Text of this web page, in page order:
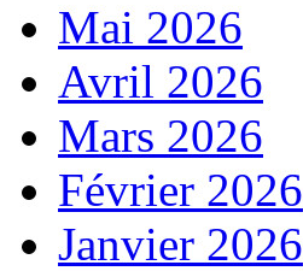
Mai 2026
Avril 2026
Mars 2026
Février 2026
Janvier 2026